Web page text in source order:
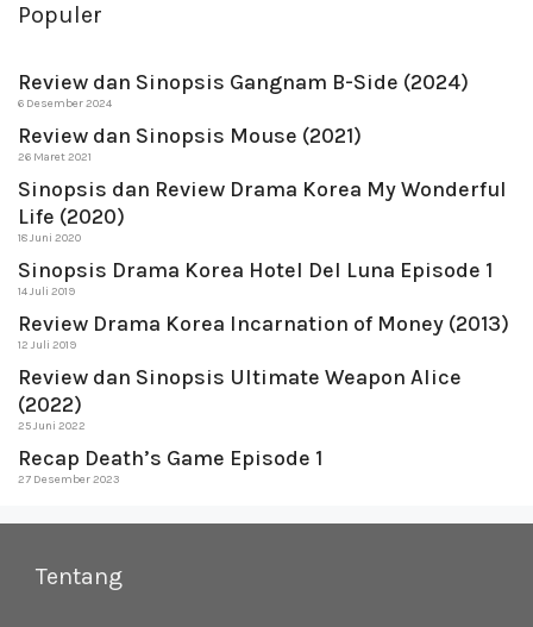
Populer
Review dan Sinopsis Gangnam B-Side (2024)
6 Desember 2024
Review dan Sinopsis Mouse (2021)
26 Maret 2021
Sinopsis dan Review Drama Korea My Wonderful
Life (2020)
18 Juni 2020
Sinopsis Drama Korea Hotel Del Luna Episode 1
14 Juli 2019
Review Drama Korea Incarnation of Money (2013)
12 Juli 2019
Review dan Sinopsis Ultimate Weapon Alice
(2022)
25 Juni 2022
Recap Death’s Game Episode 1
27 Desember 2023
Tentang